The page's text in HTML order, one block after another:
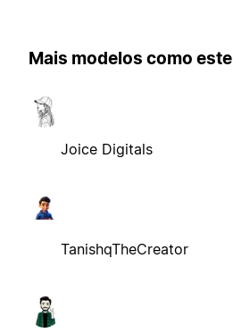
Mais modelos como este
Joice Digitals
TanishqTheCreator